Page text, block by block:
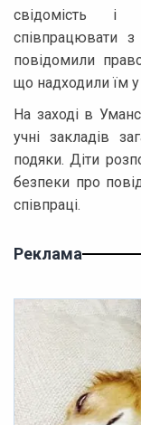
свідомість і
співпрацювати
повідомили
що надходили їм
На заході в
учні закладів
подяки. Діти
безпеки про
співпраці.
Реклама